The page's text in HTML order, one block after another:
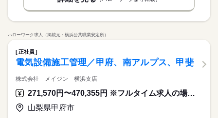
ハローワーク求人（掲載元：横浜公共職業安定所）
正社員
電気設備施工管理／甲府、南アルプス、甲斐
株式会社 メイジン 横浜支店
271,570円〜470,355円 ※フルタイム求人の場合は月額（換算額）、パート求人の場合は時間額を表示しています。
山梨県甲府市